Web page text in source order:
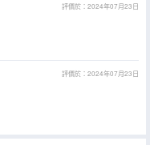
評價於：2024年07月23日
評價於：2024年07月23日